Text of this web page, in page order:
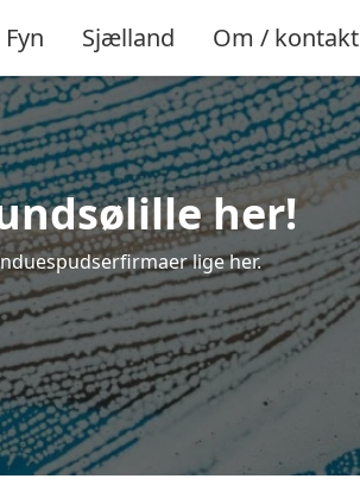
Fyn Sjælland Om / kontakt
her!
lige her.